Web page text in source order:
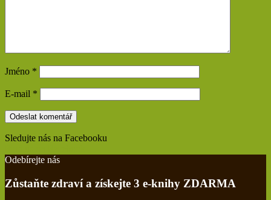
Jméno *
E-mail *
Sledujte nás na Facebooku
Odebírejte nás
Zůstaňte zdraví a získejte 3 e-knihy ZDARMA